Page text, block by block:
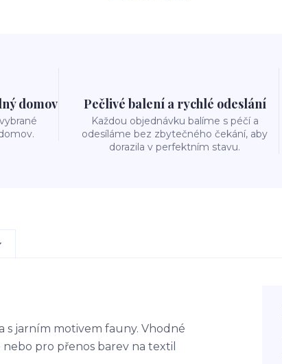
domov Pečlivé balení a rychlé odeslání
Každou objednávku balíme s péčí a
odesíláme bez zbytečného čekání, aby
dorazila v perfektním stavu.
s jarním motivem fauny. Vhodné
pro přenos barev na textil